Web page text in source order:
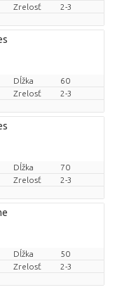
Zrelosť
2-3
Dĺžka
60
Zrelosť
2-3
Dĺžka
70
Zrelosť
2-3
Dĺžka
50
Zrelosť
2-3